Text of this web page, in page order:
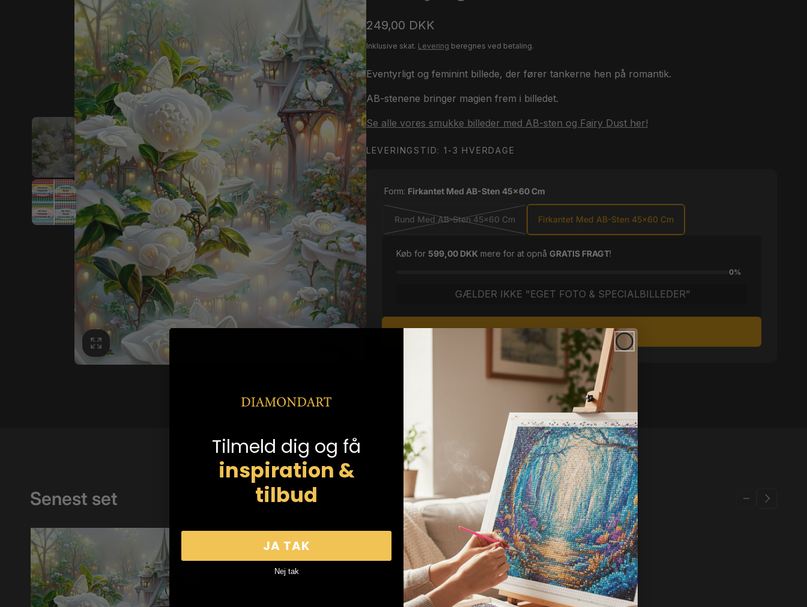
Normalpris
249,00 DKK
Inklusive skat. Levering beregnes ved betaling.
Eventyrligt og feminint billede, der fører tankerne hen på romantik.
AB-stenene bringer magien frem i billedet.
Se alle vores smukke billeder med AB-sten og Fairy Dust her!
LEVERINGSTID: 1-3 HVERDAGE
Form: Firkantet Med AB-Sten 45x60 Cm
Rund Med AB-Sten 45x60 Cm Firkantet Med AB-Sten 45x60 Cm
Køb for 599,00 DKK mere for at opnå GRATIS FRAGT!
0%
GÆLDER IKKE "EGET FOTO & SPECIALBILLEDER"
Læg i indkøbskurv
Senest set
Tilmeld dig og få
inspiration &
tilbud
JA TAK
Nej tak